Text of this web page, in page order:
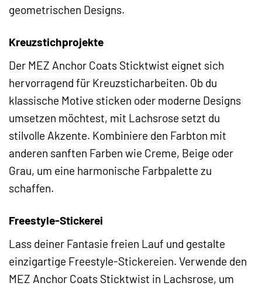
geometrischen Designs.
Kreuzstichprojekte
Der MEZ Anchor Coats Sticktwist eignet sich
hervorragend für Kreuzsticharbeiten. Ob du
klassische Motive sticken oder moderne Designs
umsetzen möchtest, mit Lachsrose setzt du
stilvolle Akzente. Kombiniere den Farbton mit
anderen sanften Farben wie Creme, Beige oder
Grau, um eine harmonische Farbpalette zu
schaffen.
Freestyle-Stickerei
Lass deiner Fantasie freien Lauf und gestalte
einzigartige Freestyle-Stickereien. Verwende den
MEZ Anchor Coats Sticktwist in Lachsrose, um